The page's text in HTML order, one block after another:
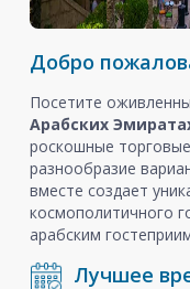
Добро
Посетите
Арабских
роскошные
разнообразие
вместе создает
космополитичного
арабским
Лучшее